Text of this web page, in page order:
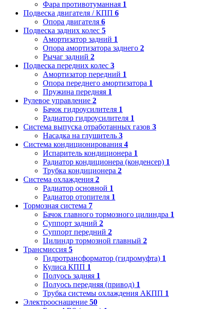
Фара противотуманная 1
Подвеска двигателя / КПП 6
Опора двигателя 6
Подвеска задних колес 5
Амортизатор задний 1
Опора амортизатора заднего 2
Рычаг задний 2
Подвеска передних колес 3
Амортизатор передний 1
Опора переднего амортизатора 1
Пружина передняя 1
Рулевое управление 2
Бачок гидроусилителя 1
Радиатор гидроусилителя 1
Система выпуска отработанных газов 3
Насадка на глушитель 3
Система кондиционирования 4
Испаритель кондиционера 1
Радиатор кондиционера (конденсер) 1
Трубка кондиционера 2
Система охлаждения 2
Радиатор основной 1
Радиатор отопителя 1
Тормозная система 7
Бачок главного тормозного цилиндра 1
Суппорт задний 2
Суппорт передний 2
Цилиндр тормозной главный 2
Трансмиссия 5
Гидротрансформатор (гидромуфта) 1
Кулиса КПП 1
Полуось задняя 1
Полуось передняя (привод) 1
Трубка системы охлаждения АКПП 1
Электрооснащение 50